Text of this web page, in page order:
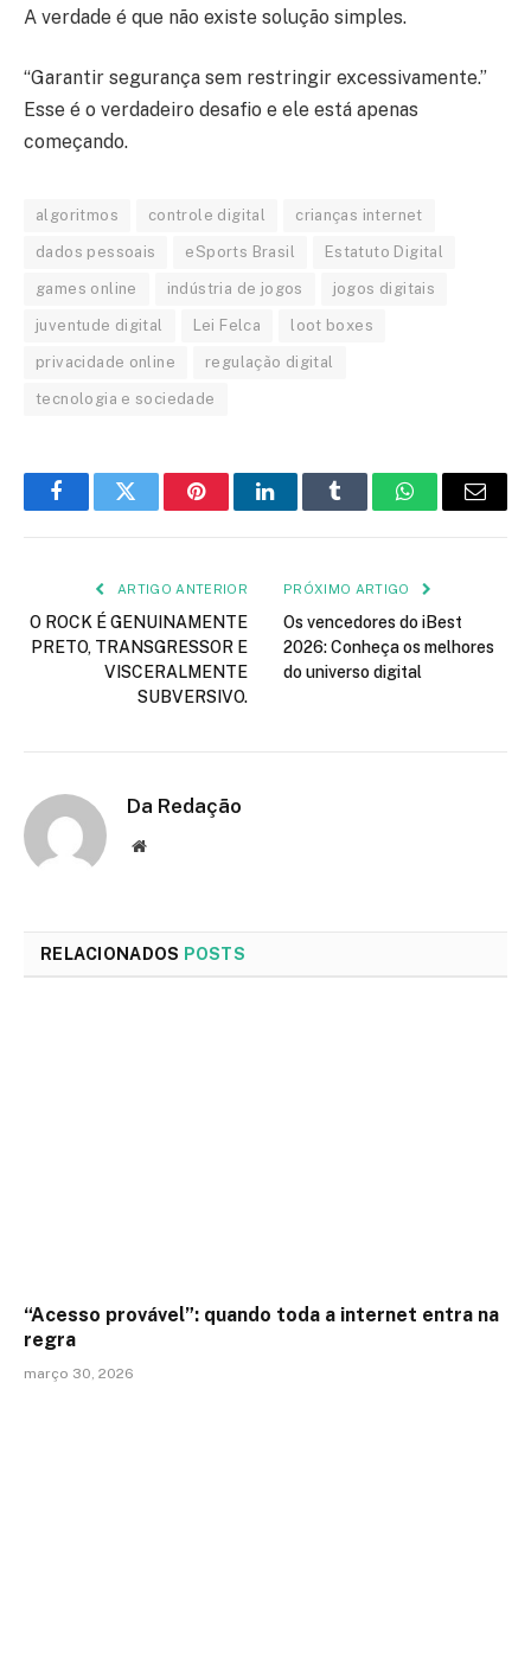
A verdade é que não existe solução simples.
“Garantir segurança sem restringir excessivamente.”
Esse é o verdadeiro desafio e ele está apenas
começando.
algoritmos controle digital crianças internet
dados pessoais eSports Brasil Estatuto Digital
games online indústria de jogos jogos digitais
juventude digital Lei Felca loot boxes
privacidade online regulação digital
tecnologia e sociedade
FacebookTwitter PinterestLinkedInTumblr WhatsApp
E-
ARTIGO ANTERIOR
O ROCK É GENUINAMENTE
PRETO, TRANSGRESSOR E
VISCERALMENTE
SUBVERSIVO.
PRÓXIMO ARTIGO
Os vencedores do iBest
2026: Conheça os melhores
do universo digital
Da Redação
Site
RELACIONADOS POSTS
“Acesso provável”: quando toda a internet entra na
regra
março 30, 2026